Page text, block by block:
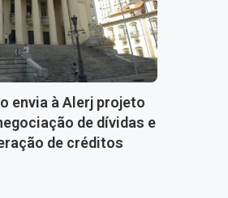
envia à Alerj projeto
de dívidas e
de créditos